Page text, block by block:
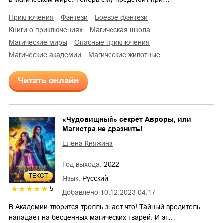
приключения фэнтези
боевое фэнтези
книги о приключениях
магическая школа
магические миры
опасные приключения
магические академии
магические животные
Читать онлайн
ТЕКСТ
5 Добавлено 10.12.2023 04:17
«Чудовищный» секрет Авроры, или
Магистра не дразнить!
Елена Княжина
Год выхода: 2022
Язык: Русский
В Академии творится тролль знает что! Тайный вредитель
нападает на бесценных магических тварей. И эт…